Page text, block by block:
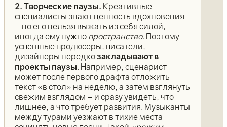
2. Творческие паузы. Креативные
специалисты знают ценность вдохновения
– но его нельзя выжать из себя силой,
иногда ему нужно пространство. Поэтому
успешные продюсеры, писатели,
дизайнеры нередкозакладывают в
проекты паузы. Например, сценарист
может после первого драфта отложить
текст «в стол» на неделю, а затем взглянуть
свежим взглядом – и сразу увидеть, что
лишнее, а что требует развития. Музыканты
между турами уезжают в тихие места